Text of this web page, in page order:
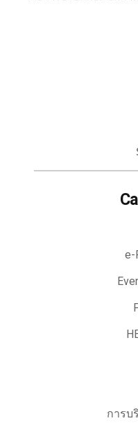
e-
การบ